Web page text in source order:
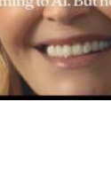
CINEMA